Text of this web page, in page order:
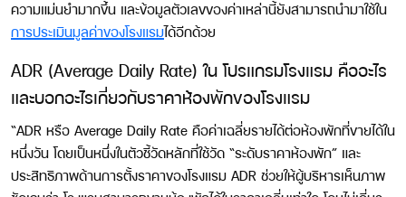
ความแม่นยำมากขึ้น และข้อมูลตัวเลขของค่าเหล่านี้ยังสามารถนำมาใช้ใน
การประเมินมูลค่าของโรงแรมได้อีกด้วย
ADR (Average Daily Rate) ใน โปรแกรมโรงแรม คืออะไร
และบอกอะไรเกี่ยวกับราคาห้องพักของโรงแรม
“ADR หรือ Average Daily Rate คือค่าเฉลี่ยรายได้ต่อห้องพักที่ขายได้ใน
หนึ่งวัน โดยเป็นหนึ่งในตัวชี้วัดหลักที่ใช้วัด “ระดับราคาห้องพัก” และ
ประสิทธิภาพด้านการตั้งราคาของโรงแรม ADR ช่วยให้ผู้บริหารเห็นภาพ